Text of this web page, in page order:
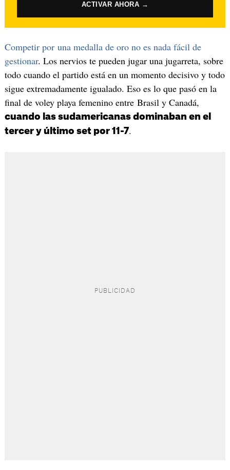
ACTIVAR AHORA →
Competir por una medalla de oro no es nada fácil de
gestionar. Los nervios te pueden jugar una jugarreta, sobre
todo cuando el partido está en un momento decisivo y todo
sigue extremadamente igualado. Eso es lo que pasó en la
final de voley playa femenino entre Brasil y Canadá,
cuando las sudamericanas dominaban en el
tercer y último set por 11-7.